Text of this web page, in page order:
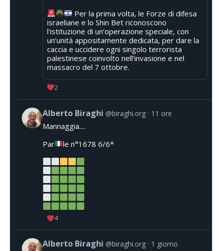
Per la prima volta, le Forze di difesa
israeliane e lo Shin Bet riconoscono
l'istituzione di un’operazione speciale, con
un’unità appositamente dedicata, per dare la
caccia e uccidere ogni singolo terrorista
palestinese coinvolto nell’invasione e nel
massacro del 7 ottobre.
2
Alberto Biraghi @biraghi.org 11 ore
Mannaggia....
Par
le n°1678 6/6*
4
Alberto Biraghi @biraghi.org 1 giorno